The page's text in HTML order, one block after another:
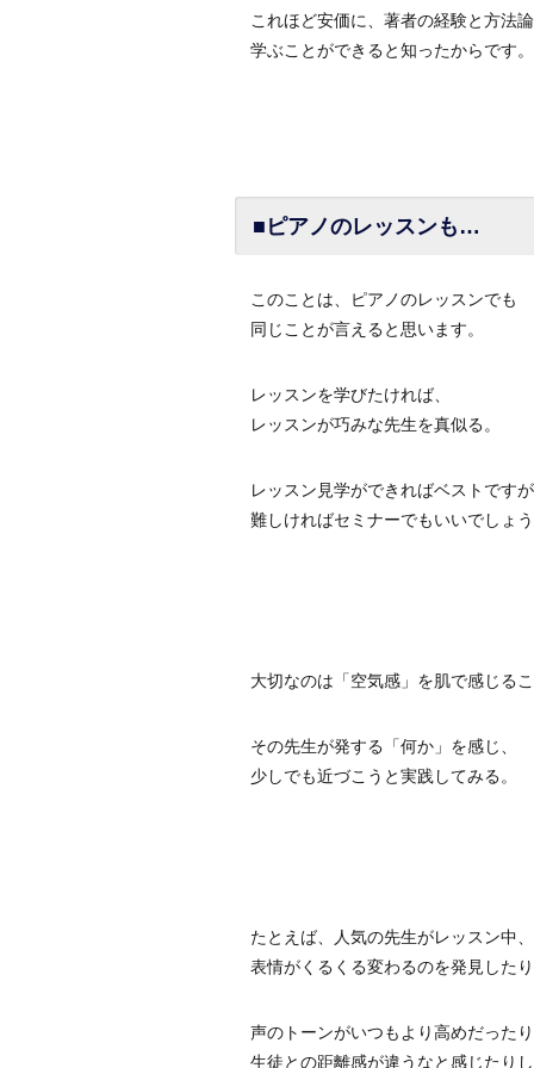
これほど安価に、著者の経験と方法
学ぶことができると知ったからです。
■ピアノのレッスンも…
このことは、ピアノのレッスンでも
同じことが言えると思います。
レッスンを学びたければ、
レッスンが巧みな先生を真似る。
レッスン見学ができればベストですが
難しければセミナーでもいいでしょう
大切なのは「空気感」を肌で感じるこ
その先生が発する「何か」を感じ、
少しでも近づこうと実践してみる。
たとえば、人気の先生がレッスン中、
表情がくるくる変わるのを発見したり
声のトーンがいつもより高めだったり
生徒との距離感が違うなと感じたりし